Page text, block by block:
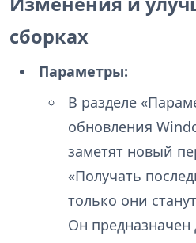
сборках
Параметры:
В разделе
обновления
заметят новый
«Получать
только они
Он предназначен